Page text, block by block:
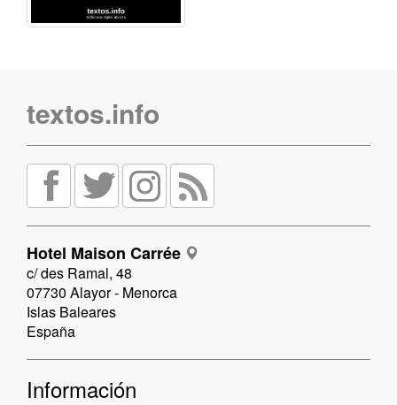
textos.info
Hotel Maison Carrée
c/ des Ramal, 48
07730 Alayor - Menorca
Islas Baleares
España
Información